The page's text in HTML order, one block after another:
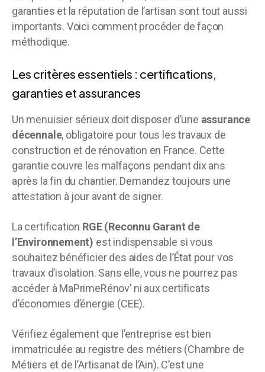
garanties et la réputation de l’artisan sont tout aussi
importants. Voici comment procéder de façon
méthodique.
Les critères essentiels : certifications,
garanties et assurances
Un menuisier sérieux doit disposer d’une assurance
décennale, obligatoire pour tous les travaux de
construction et de rénovation en France. Cette
garantie couvre les malfaçons pendant dix ans
après la fin du chantier. Demandez toujours une
attestation à jour avant de signer.
La certification RGE (Reconnu Garant de
l’Environnement) est indispensable si vous
souhaitez bénéficier des aides de l’État pour vos
travaux d’isolation. Sans elle, vous ne pourrez pas
accéder à MaPrimeRénov’ ni aux certificats
d’économies d’énergie (CEE).
Vérifiez également que l’entreprise est bien
immatriculée au registre des métiers (Chambre de
Métiers et de l’Artisanat de l’Ain). C’est une